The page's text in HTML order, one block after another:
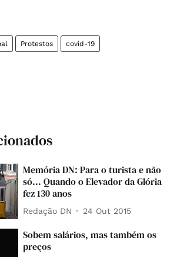
Protestos covid-19
Memória DN: Para o turista e não
só... Quando o Elevador da Glória
fez 130 anos
Redação DN 24 Out 2015
Sobem salários, mas também os
preços